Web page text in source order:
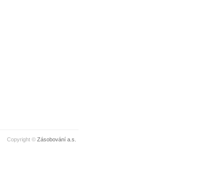
Copyright © Zásobování a.s.